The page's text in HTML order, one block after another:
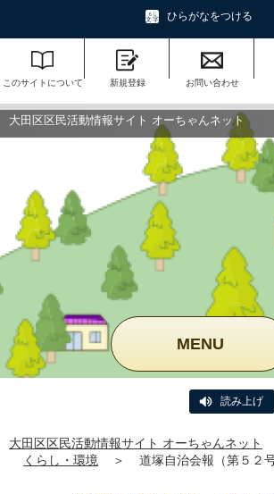
ひらがなをつける
このサイトについて 新規登録 お問い合わせ
大田区区民活動情報サイト オーちゃんネット
MENU
読み上げ
大田区区民活動情報サイト オーちゃんネット
くらし・環境
＞ 道塚自治会報（第５２号